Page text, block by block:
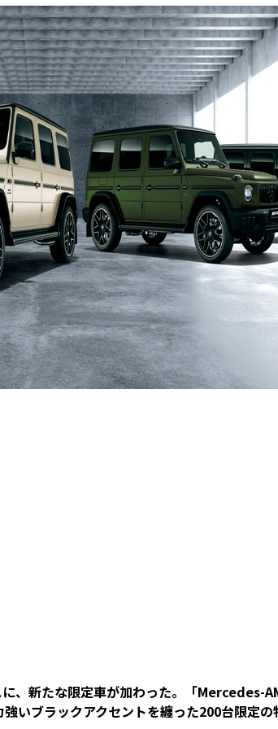
、新たな限定車が加わった。「Mercedes-
ブラックアクセントを纏った200台限定の